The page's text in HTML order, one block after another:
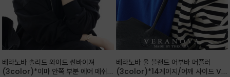
베라노바 솔리드 와이드 썬바이져
(3color)*이마 안쪽 부분 에어 메쉬
베라노바 울 블랜드 어부바 머플러
(3color)*14게이지/어깨 사이드 VN